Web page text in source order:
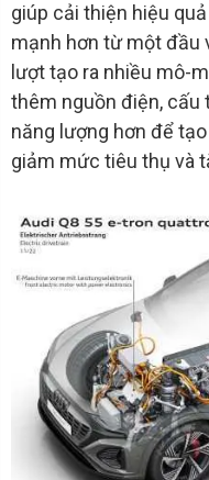
giúp cải thiện hiệu
mạnh hơn từ một đầu
lượt tạo ra nhiều mô-
thêm nguồn điện,
năng lượng hơn để
giảm mức tiêu thụ và